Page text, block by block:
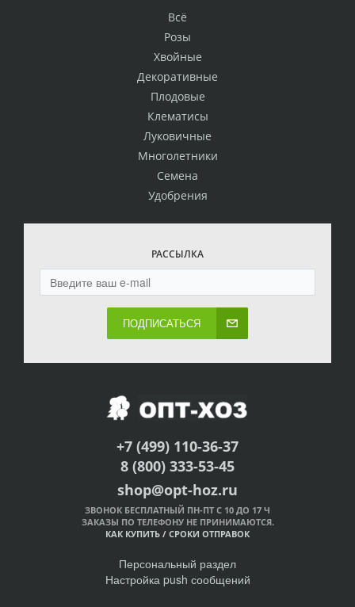
Всё
Розы
Хвойные
Декоративные
Плодовые
Клематисы
Луковичные
Многолетники
Семена
Удобрения
РАССЫЛКА
ПОДПИСАТЬСЯ
+7 (499) 110-36-37
8 (800) 333-53-45
shop@opt-hoz.ru
ЗВОНОК БЕСПЛАТНЫЙ ПН-ПТ С 10 ДО 17 Ч
ЗАКАЗЫ ПО ТЕЛЕФОНУ НЕ ПРИНИМАЮТСЯ.
КАК КУПИТЬ / СРОКИ ОТПРАВОК
Персональный раздел
Настройка push сообщений